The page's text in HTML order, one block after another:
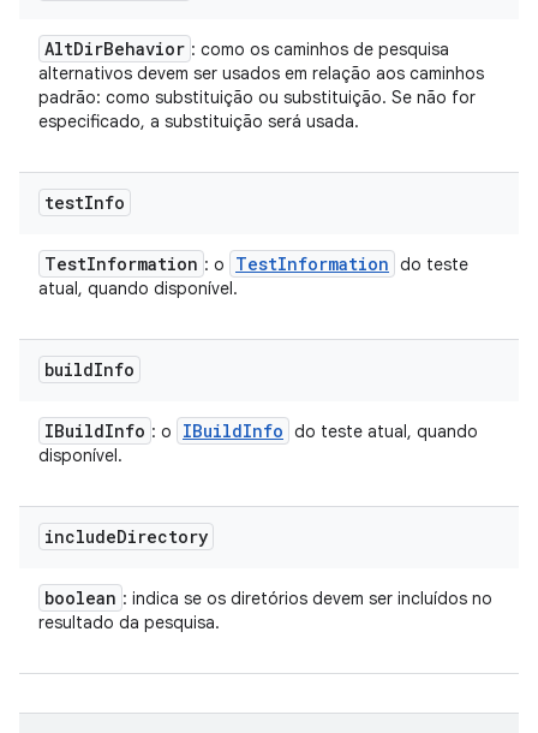
AltDirBehavior : como os caminhos de pesquisa
alternativos devem ser usados em relação aos caminhos
padrão: como substituição ou substituição. Se não for
especificado, a substituição será usada.
testInfo
TestInformation : o TestInformation do teste
atual, quando disponível.
buildInfo
IBuildInfo : o IBuildInfo do teste atual, quando
disponível.
includeDirectory
boolean : indica se os diretórios devem ser incluídos no
resultado da pesquisa.